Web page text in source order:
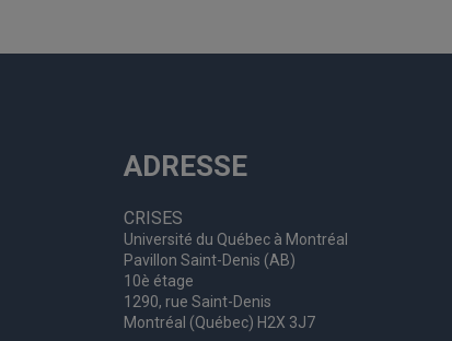
ADRESSE
CRISES
Université du Québec à Montréal
Pavillon Saint-Denis (AB)
10è étage
1290, rue Saint-Denis
Montréal (Québec) H2X 3J7